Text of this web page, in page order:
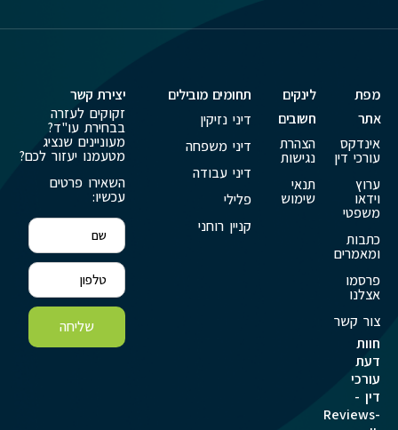
מפת
אתר
אינדקס
עורכי דין
ערוץ
וידאו
משפטי
כתבות
ומאמרים
פרסמו
אצלנו
צור קשר
חוות
דעת
עורכי
דין -
Reviews-
לינקים
חשובים
הצהרת
נגישות
תנאי
שימוש
תחומים מובילים
דיני נזיקין
דיני משפחה
דיני עבודה
פלילי
קניין רוחני
יצירת קשר
זקוקים לעזרה
בבחירת עו"ד?
מעוניינים שנציג
מטעמנו יעזור לכם?
השאירו פרטים
עכשיו:
שליחה